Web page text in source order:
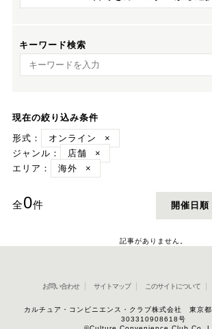
キーワード検索
キーワード検索
現在の絞り込み条件
形式：
オンライン
×
ジャンル：
店舗
×
エリア：
海外 ×
全0件 開催日順
記事がありません。
お問い合わせ サイトマップ このサイトについて
カルチュア・コンビニエンス・クラブ株式会社 東京
303310908618号